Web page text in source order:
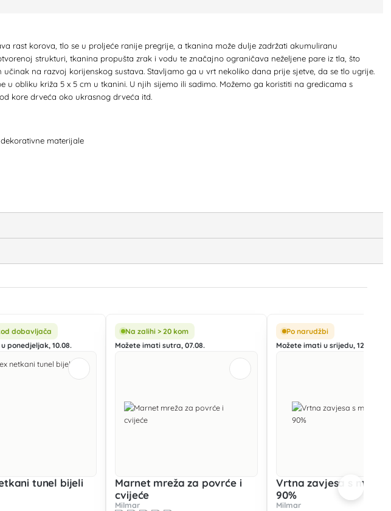
rast korova, tlo se u proljeće ranije pregrije, a tkanina može dulje zadržati akumuliranu
strukturi, tkanina propušta zrak i vodu te značajno ograničava neželjene pare iz tla, što
na razvoj korijenskog sustava. Stavljamo ga u vrt nekoliko dana prije sjetve, da se tlo ugrije.
u obliku križa 5 x 5 cm u tkanini. U njih sijemo ili sadimo. Možemo ga koristiti na gredicama s
kore drveća oko ukrasnog drveća itd.
materijale
dobavljača
ponedjeljak, 10.08.
tunel bijeli
Na zalihi > 20 kom
Možete imati sutra, 07.08.
Marnet mreža za povrće i
cvijeće
Milmar
Po narudžbi
Možete imati u srijedu, 12.08.
Vrtna zavjesa s
90%
Milmar